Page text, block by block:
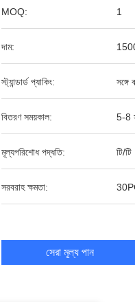
MOQ: 1
দাম:
স্ট্যান্ডার্ড প্যাকিং: সঙ্গে
বিতরণ সময়কাল: 5-8
মূল্যপরিশোধ পদ্ধতি: টি/টি
সরবরাহ ক্ষমতা:
সেরা মূল্য পান